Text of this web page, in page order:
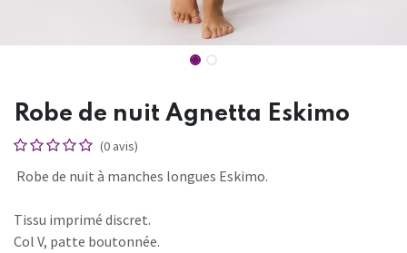
Robe de nuit Agnetta Eskimo
(0 avis)
Robe de nuit à manches longues Eskimo.
Tissu imprimé discret.
Col V, patte boutonnée.